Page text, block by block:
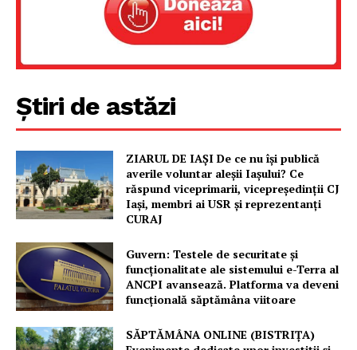
Știri de astăzi
ZIARUL DE IAȘI De ce nu își publică
averile voluntar aleșii Iașului? Ce
răspund viceprimarii, vicepreședinții CJ
Iași, membri ai USR și reprezentanți
CURAJ
Guvern: Testele de securitate și
funcționalitate ale sistemului e-Terra al
ANCPI avansează. Platforma va deveni
funcțională săptămâna viitoare
SĂPTĂMÂNA ONLINE (BISTRIȚA)